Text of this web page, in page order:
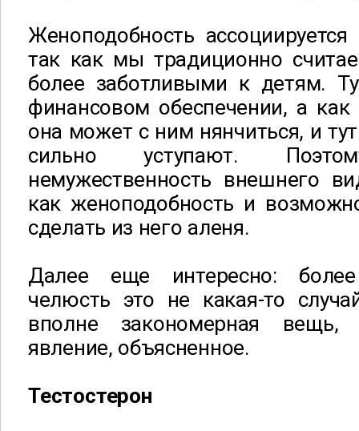
Женоподобность
так как мы традиционно
более заботливыми к детям.
финансовом обеспечении, а
она может с ним нянчиться, и
сильно уступают.
немужественность внешнего
как женоподобность и
сделать из него аленя.
Далее еще интересно:
челюсть это не какая-то
вполне закономерная вещь,
явление, объясненное.
Тестостерон